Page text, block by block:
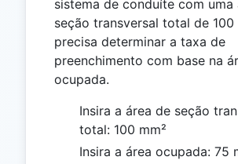
sistema de conduíte com uma
seção transversal total de 100
precisa determinar a taxa de
preenchimento com base na
ocupada.
Insira a área de seção
total: 100 mm²
Insira a área ocupada: 75